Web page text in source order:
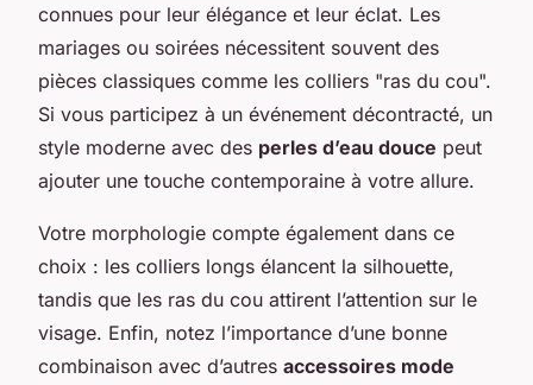
connues pour leur élégance et leur éclat. Les
mariages ou soirées nécessitent souvent des
pièces classiques comme les colliers "ras du cou".
Si vous participez à un événement décontracté, un
style moderne avec des perles d’eau douce peut
ajouter une touche contemporaine à votre allure.
Votre morphologie compte également dans ce
choix : les colliers longs élancent la silhouette,
tandis que les ras du cou attirent l’attention sur le
visage. Enfin, notez l’importance d’une bonne
combinaison avec d’autres accessoires mode